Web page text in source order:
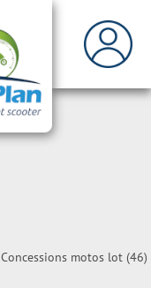
Concessions motos lot (46)